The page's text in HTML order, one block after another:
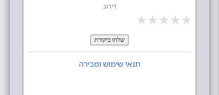
דירוג:
★★★★★
שלחו ביקורת
תנאי שימוש ומכירה